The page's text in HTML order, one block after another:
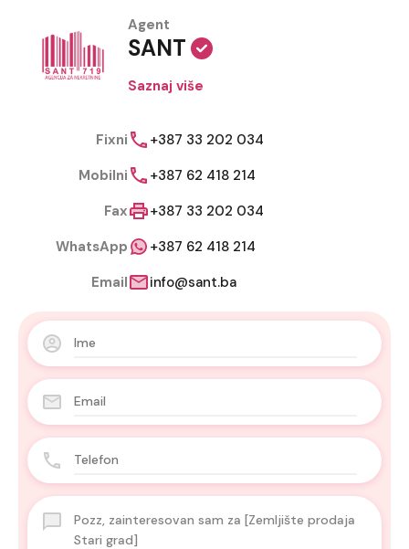
Agent
SANT
Saznaj više
Fixni
+387 33 202 034
Mobilni
+387 62 418 214
Fax
+387 33 202 034
WhatsApp
+387 62 418 214
Email
info@sant.ba